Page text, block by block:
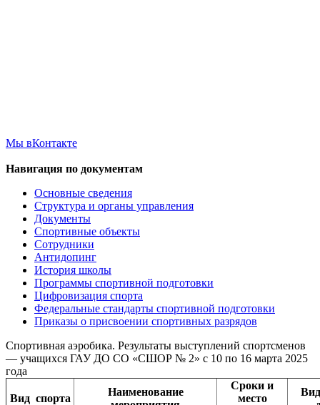
Мы вКонтакте
Навигация по документам
Основные сведения
Структура и органы управления
Документы
Спортивные объекты
Сотрудники
Антидопинг
История школы
Программы спортивной подготовки
Цифровизация спорта
Федеральные стандарты спортивной подготовки
Приказы о присвоении спортивных разрядов
Спортивная аэробика. Результаты выступлений спортсменов
— учащихся ГАУ ДО СО «СШОР № 2» с 10 по 16 марта 2025
года
Вид спорта
Наименование
Сроки и
место